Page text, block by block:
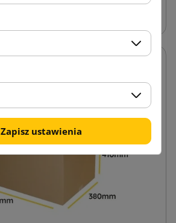
Dodaj do koszyka
Zapisz ustawienia